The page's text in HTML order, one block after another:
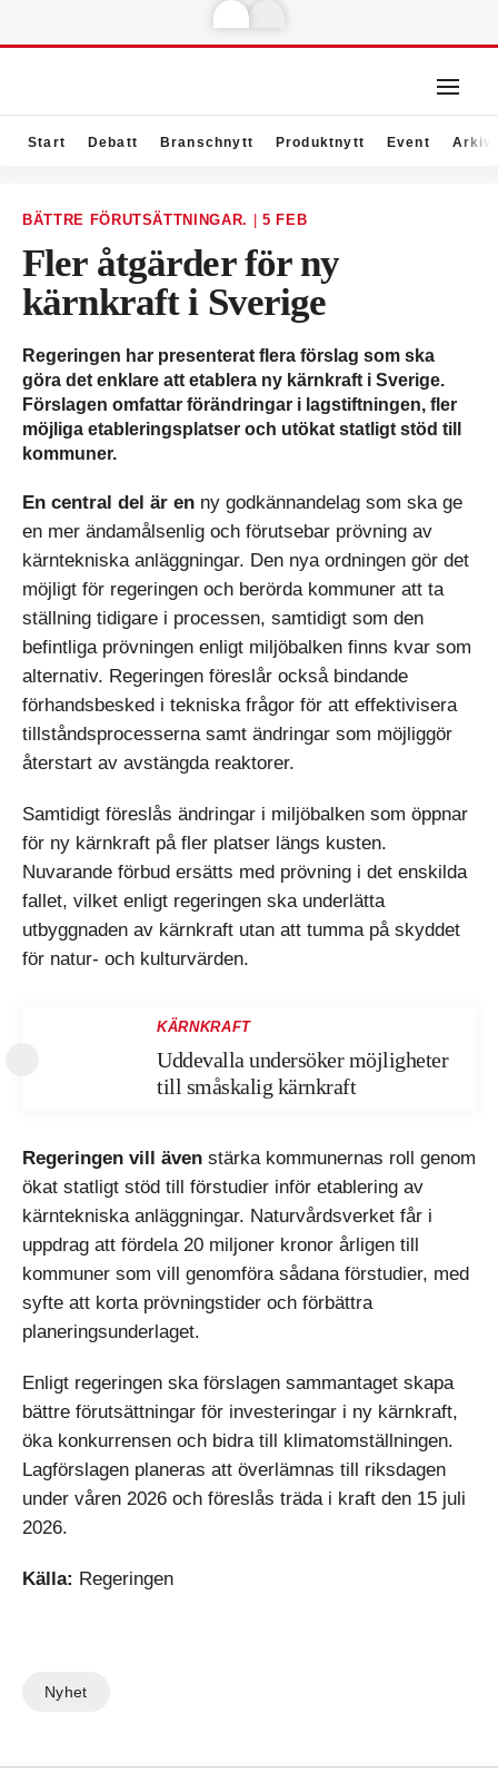
Start Debatt Branschnytt Produktnytt Event Arkiv
BÄTTRE FÖRUTSÄTTNINGAR. 5 FEB
Fler åtgärder för ny
kärnkraft i Sverige
Regeringen har presenterat flera förslag som ska
göra det enklare att etablera ny kärnkraft i Sverige.
Förslagen omfattar förändringar i lagstiftningen, fler
möjliga etableringsplatser och utökat statligt stöd till
kommuner.
En central del är en ny godkännandelag som ska ge
en mer ändamålsenlig och förutsebar prövning av
kärntekniska anläggningar. Den nya ordningen gör det
möjligt för regeringen och berörda kommuner att ta
ställning tidigare i processen, samtidigt som den
befintliga prövningen enligt miljöbalken finns kvar som
alternativ. Regeringen föreslår också bindande
förhandsbesked i tekniska frågor för att effektivisera
tillståndsprocesserna samt ändringar som möjliggör
återstart av avstängda reaktorer.
Samtidigt föreslås ändringar i miljöbalken som öppnar
för ny kärnkraft på fler platser längs kusten.
Nuvarande förbud ersätts med prövning i det enskilda
fallet, vilket enligt regeringen ska underlätta
utbyggnaden av kärnkraft utan att tumma på skyddet
för natur- och kulturvärden.
KÄRNKRAFT
Uddevalla undersöker möjligheter
till småskalig kärnkraft
Regeringen vill även stärka kommunernas roll genom
ökat statligt stöd till förstudier inför etablering av
kärntekniska anläggningar. Naturvårdsverket får i
uppdrag att fördela 20 miljoner kronor årligen till
kommuner som vill genomföra sådana förstudier, med
syfte att korta prövningstider och förbättra
planeringsunderlaget.
Enligt regeringen ska förslagen sammantaget skapa
bättre förutsättningar för investeringar i ny kärnkraft,
öka konkurrensen och bidra till klimatomställningen.
Lagförslagen planeras att överlämnas till riksdagen
under våren 2026 och föreslås träda i kraft den 15 juli
2026.
Källa: Regeringen
Nyhet